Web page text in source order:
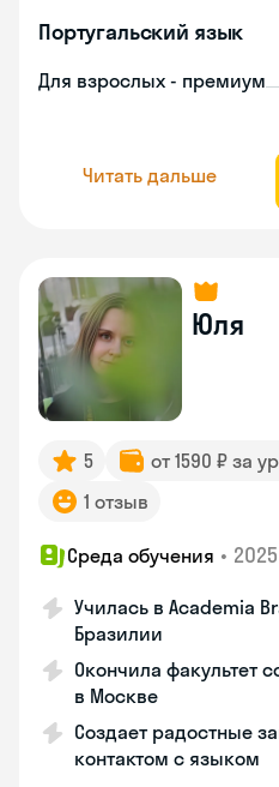
Португальский язык
Для взрослых - премиум
Читать дальше
Юля
5 от 1590 ₽ за
1 отзыв
Среда обучения •
Училась в Academia
Бразилии
Окончила факультет
в Москве
Создает радостные
контактом с языком